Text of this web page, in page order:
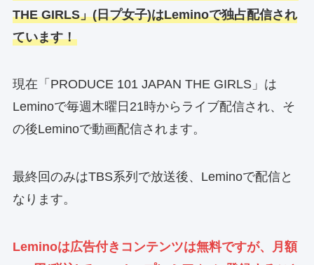
THE GIRLS」(日プ女子)はLeminoで独占配信され
ています！
現在「PRODUCE 101 JAPAN THE GIRLS」は
Leminoで毎週木曜日21時からライブ配信され、そ
の後Leminoで動画配信されます。
最終回のみはTBS系列で放送後、Leminoで配信と
なります。
Leminoは広告付きコンテンツは無料ですが、月額